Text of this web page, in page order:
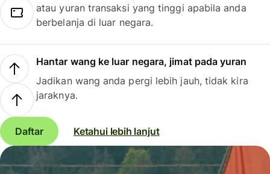
atau yuran transaksi yang tinggi apabila anda
berbelanja di luar negara.
Hantar wang ke luar negara, jimat pada yuran
Jadikan wang anda pergi lebih jauh, tidak kira
jaraknya.
Daftar Ketahui lebih lanjut